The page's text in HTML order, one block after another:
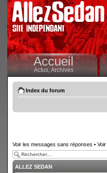
Accueil
Actus,Archives
Index du forum
Voir les messages sans réponses •
ALLEZ SEDAN